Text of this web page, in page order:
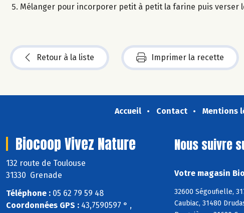
Mélanger pour incorporer petit à petit la farine puis verser
Retour à la liste Imprimer la recette
Accueil Contact Mentions
Biocoop Vivez Nature
132 route de Toulouse
31330 Grenade
Téléphone : 05 62 79 59 48
Coordonnées GPS : 43,7590597 ° ,
Nous suivre
Votre magasin
32600 Ségoufielle,
Caubiac, 31480